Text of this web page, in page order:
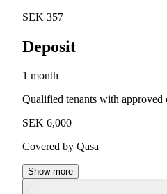
SEK 357
Deposit
1 month
Qualified tenants with approved
SEK 6,000
Covered by Qasa
Show more